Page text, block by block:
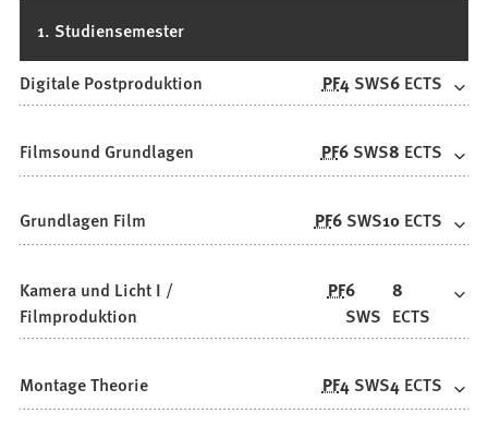
1. Studiensemester
Digitale Postproduktion PF4 SWS6 ECTS
Filmsound Grundlagen PF6 SWS8 ECTS
Grundlagen Film PF6 SWS10 ECTS
Kamera und Licht I /
Filmproduktion
PF6
SWS
8
ECTS
Montage Theorie PF4 SWS4 ECTS